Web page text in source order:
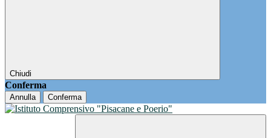
Chiudi
Conferma
Annulla Conferma